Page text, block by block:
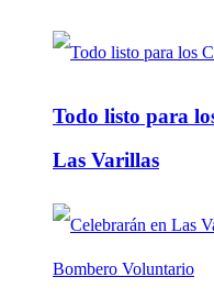
Todo listo para
Las Varillas